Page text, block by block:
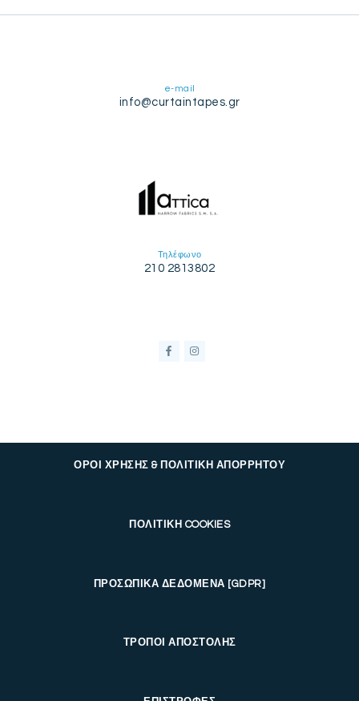
e-mail
info@curtaintapes.gr
Τηλέφωνο
210 2813802
ΟΡΟΙ ΧΡΗΣΗΣ & ΠΟΛΙΤΙΚΗ ΑΠΟΡΡΗΤΟΥ
ΠΟΛΙΤΙΚΗ COOKIES
ΠΡΟΣΩΠΙΚΑ ΔΕΔΟΜΕΝΑ [GDPR]
ΤΡΟΠΟΙ ΑΠΟΣΤΟΛΗΣ